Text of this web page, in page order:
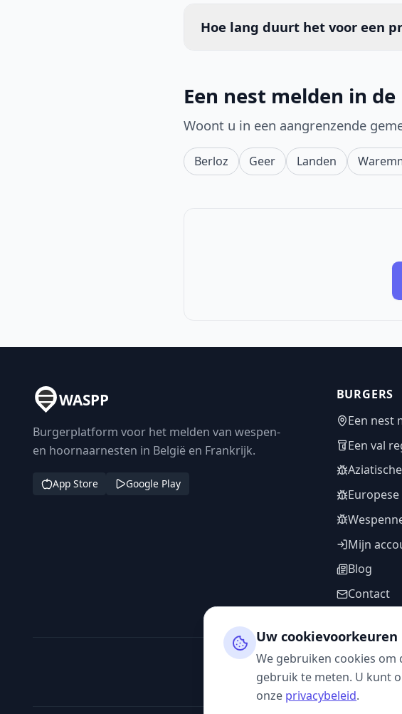
Hoe lang duurt het voor een
Een nest melden in
Woont u in een aangrenzende
Berloz Geer Landen
WASPP
Burgerplatform voor het melden van wespen-
en hoornaarnesten in België en Frankrijk.
App Store Google Play
BURGERS
Een nest
Een val
Mijn
Blog
Contact
Uw cookievoorkeuren
We gebruiken cookies
gebruik te meten. U kunt
onze privacybeleid.